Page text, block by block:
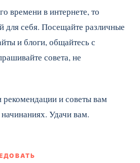
времени в интернете, то
для себя. Посещайте различные
и блоги, общайтесь с
совета, не
и советы вам
Удачи вам.